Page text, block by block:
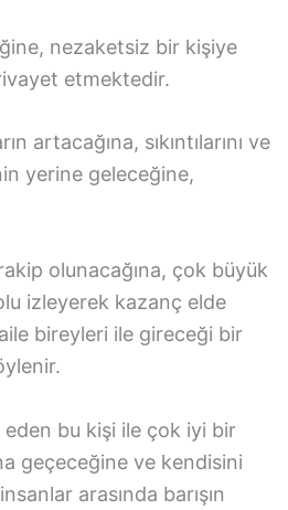
nezaketsiz bir kişiye
etmektedir.
artacağına, sıkıntılarını ve
yerine geleceğine,
olunacağına, çok büyük
izleyerek kazanç elde
bireyleri ile gireceği bir
bu kişi ile çok iyi bir
geçeceğine ve kendisini
arasında barışın